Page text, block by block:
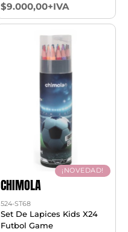
$9.000,00+IVA
¡NOVEDAD!
CHIMOLA
524-ST68
Set De Lapices Kids X24
Futbol Game